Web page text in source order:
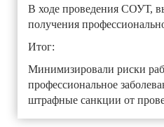
В ходе проведения СОУТ,
получения
Итог:
Минимизировали риски
профессиональное
штрафные санкции от